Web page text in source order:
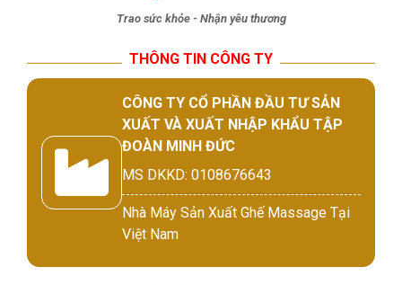
Trao sức khỏe - Nhận yêu thương
THÔNG TIN CÔNG TY
CÔNG TY CỔ PHẦN ĐẦU TƯ SẢN
XUẤT VÀ XUẤT NHẬP KHẨU TẬP
ĐOÀN MINH ĐỨC
MS DKKD: 0108676643
Nhà Máy Sản Xuất Ghế Massage Tại
Việt Nam